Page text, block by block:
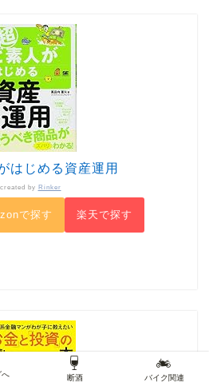
はじめる資産運用
created by Rinker
で探す 楽天で探す
へ 断酒 バイク関連